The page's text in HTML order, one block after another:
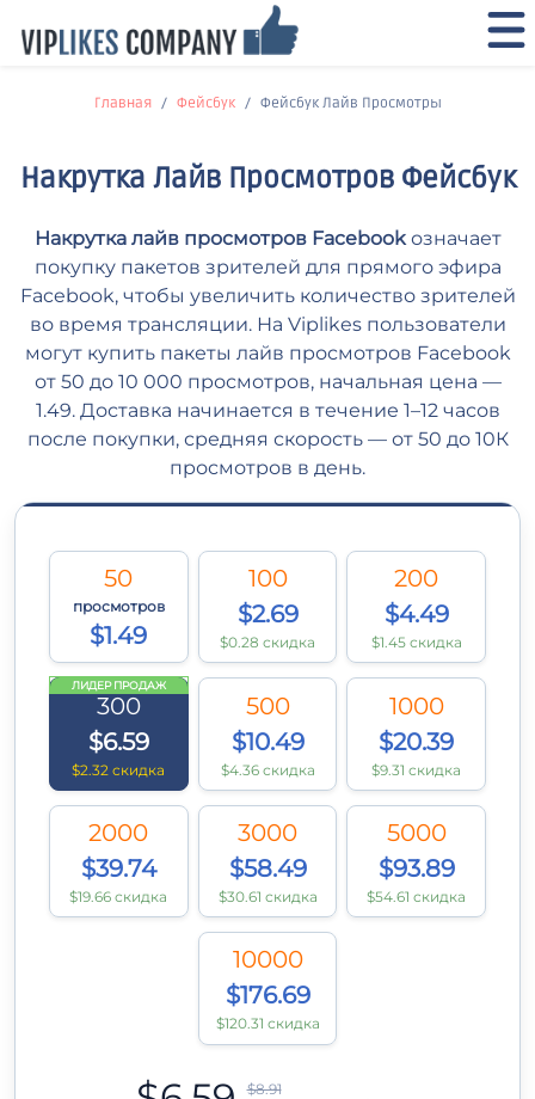
Главная Фейсбук Фейсбук Лайв Просмотры
Накрутка Лайв Просмотров Фейсбук
Накрутка лайв просмотров Facebookозначает
покупку пакетов зрителей для прямого эфира
Facebook, чтобы увеличить количество зрителей
во время трансляции. На Viplikes пользователи
могут купить пакеты лайв просмотров Facebook
от 50 до 10 000 просмотров, начальная цена —
1.49. Доставка начинается в течение 1–12 часов
после покупки, средняя скорость — от 50 до 10К
просмотров в день.
50
просмотров
$1.49
100
$2.69
$0.28 скидка
200
$4.49
$1.45 скидка
ЛИДЕР ПРОДАЖ
300
$6.59
$2.32 скидка
500
$10.49
$4.36 скидка
1000
$20.39
$9.31 скидка
2000
$39.74
$19.66 скидка
3000
$58.49
$30.61 скидка
5000
$93.89
$54.61 скидка
10000
$176.69
$120.31 скидка
$8.91